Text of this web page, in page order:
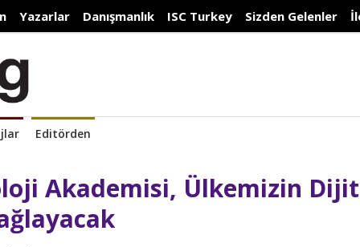
Yazarlar Danışmanlık ISC Turkey Sizden Gelenler
Editörden
Akademisi, Ülkemizin